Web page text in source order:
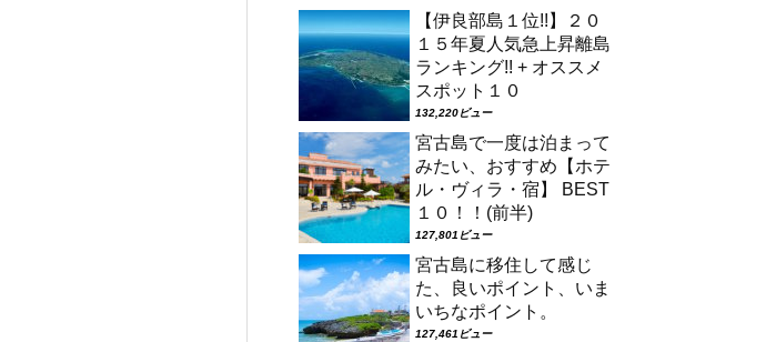
【伊良部島１位!!】２０
１５年夏人気急上昇離島
ランキング!! + オススメ
スポット１０
132,220ビュー
宮古島で一度は泊まって
みたい、おすすめ【ホテ
ル・ヴィラ・宿】 BEST
１０！！(前半)
127,801ビュー
宮古島に移住して感じ
た、良いポイント、いま
いちなポイント。
127,461ビュー